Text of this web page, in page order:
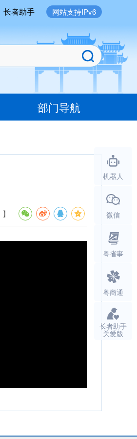
长者助手 网站支持IPv6
部门导航
】
机器人
微信
粤省事
粤商通
长者助手
关爱版